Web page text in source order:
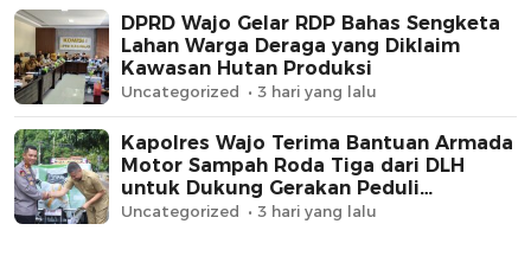
DPRD Wajo Gelar RDP Bahas Sengketa
Lahan Warga Deraga yang Diklaim
Kawasan Hutan Produksi
Uncategorized 3 hari yang lalu
Kapolres Wajo Terima Bantuan Armada
Motor Sampah Roda Tiga dari DLH
untuk Dukung Gerakan Peduli
Lingkungan
Uncategorized 3 hari yang lalu